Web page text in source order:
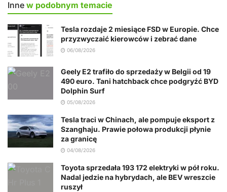
Inne w podobnym temacie
Tesla rozdaje 2 miesiące FSD w Europie. Chce
przyzwyczaić kierowców i zebrać dane
06/08/2026
Geely E2 trafiło do sprzedaży w Belgii od 19
490 euro. Tani hatchback chce podgryźć BYD
Dolphin Surf
05/08/2026
Tesla traci w Chinach, ale pompuje eksport z
Szanghaju. Prawie połowa produkcji płynie
za granicę
04/08/2026
Toyota sprzedała 193 172 elektryki w pół roku.
Nadal jedzie na hybrydach, ale BEV wreszcie
ruszył